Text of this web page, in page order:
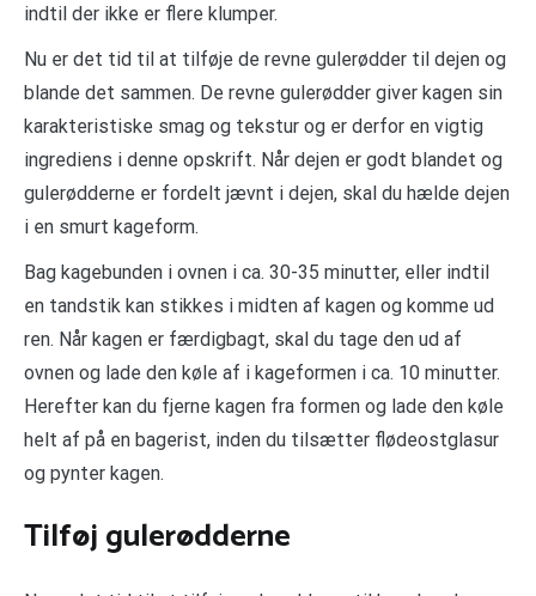
indtil der ikke er flere klumper.
Nu er det tid til at tilføje de revne gulerødder til dejen og
blande det sammen. De revne gulerødder giver kagen sin
karakteristiske smag og tekstur og er derfor en vigtig
ingrediens i denne opskrift. Når dejen er godt blandet og
gulerødderne er fordelt jævnt i dejen, skal du hælde dejen
i en smurt kageform.
Bag kagebunden i ovnen i ca. 30-35 minutter, eller indtil
en tandstik kan stikkes i midten af kagen og komme ud
ren. Når kagen er færdigbagt, skal du tage den ud af
ovnen og lade den køle af i kageformen i ca. 10 minutter.
Herefter kan du fjerne kagen fra formen og lade den køle
helt af på en bagerist, inden du tilsætter flødeostglasur
og pynter kagen.
Tilføj gulerødderne